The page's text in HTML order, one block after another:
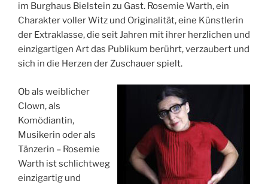
im Burghaus Bielstein zu Gast. Rosemie Warth, ein
Charakter voller Witz und Originalität, eine Künstlerin
der Extraklasse, die seit Jahren mit ihrer herzlichen und
einzigartigen Art das Publikum berührt, verzaubert und
sich in die Herzen der Zuschauer spielt.
Ob als weiblicher
Clown, als
Komödiantin,
Musikerin oder als
Tänzerin – Rosemie
Warth ist schlichtweg
einzigartig und